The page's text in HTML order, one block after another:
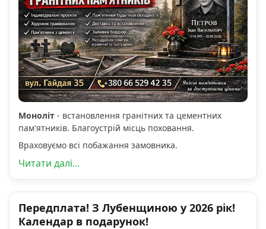
Моноліт - встановлення гранітних та цементних
пам'ятників. Благоустрій місць поховання.
Враховуємо всі побажання замовника.
Читати далі...
Передплата! З Лубенщиною у 2026 рік!
Календар в подарунок!